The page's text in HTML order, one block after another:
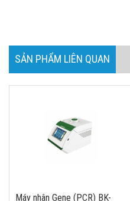
SẢN PHẨM LIÊN QUAN
Máy nhân Gene (PCR) BK-